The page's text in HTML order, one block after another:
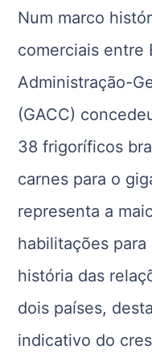
Num marco
comerciais entre
Administração-
(GACC)
38 frigoríficos
carnes para o
representa a
habilitações
história das
dois países,
indicativo do